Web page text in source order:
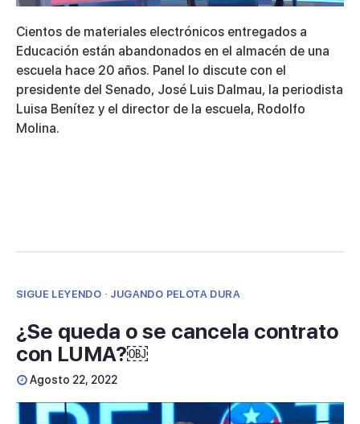
seconds
of
5
minutes,
19
seconds
Cientos de materiales electrónicos entregados a
Educación están abandonados en el almacén de una
escuela hace 20 años. Panel lo discute con el
presidente del Senado, José Luis Dalmau, la periodista
Luisa Benítez y el director de la escuela, Rodolfo
Molina.
SIGUE LEYENDO · JUGANDO PELOTA DURA
¿Se queda o se cancela contrato
con LUMA?￼
Agosto 22, 2022